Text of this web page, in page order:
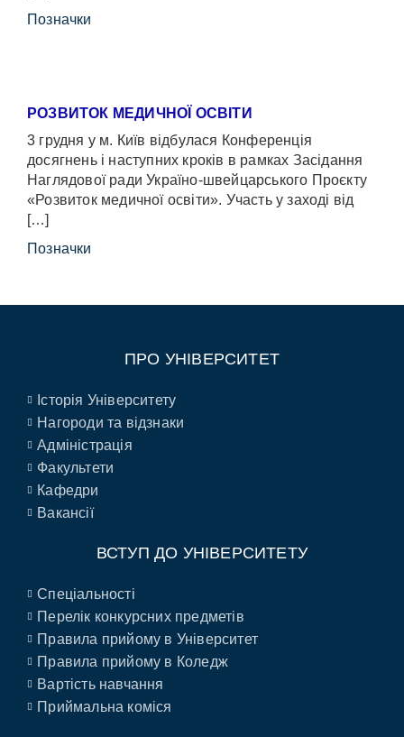
Позначки
РОЗВИТОК МЕДИЧНОЇ ОСВІТИ
3 грудня у м. Київ відбулася Конференція
досягнень і наступних кроків в рамках Засідання
Наглядової ради Україно-швейцарського Проєкту
«Розвиток медичної освіти». Участь у заході від
[…]
Позначки
ПРО УНІВЕРСИТЕТ
Історія Університету
Нагороди та відзнаки
Адміністрація
Факультети
Кафедри
Вакансії
ВСТУП ДО УНІВЕРСИТЕТУ
Спеціальності
Перелік конкурсних предметів
Правила прийому в Університет
Правила прийому в Коледж
Вартість навчання
Приймальна коміся